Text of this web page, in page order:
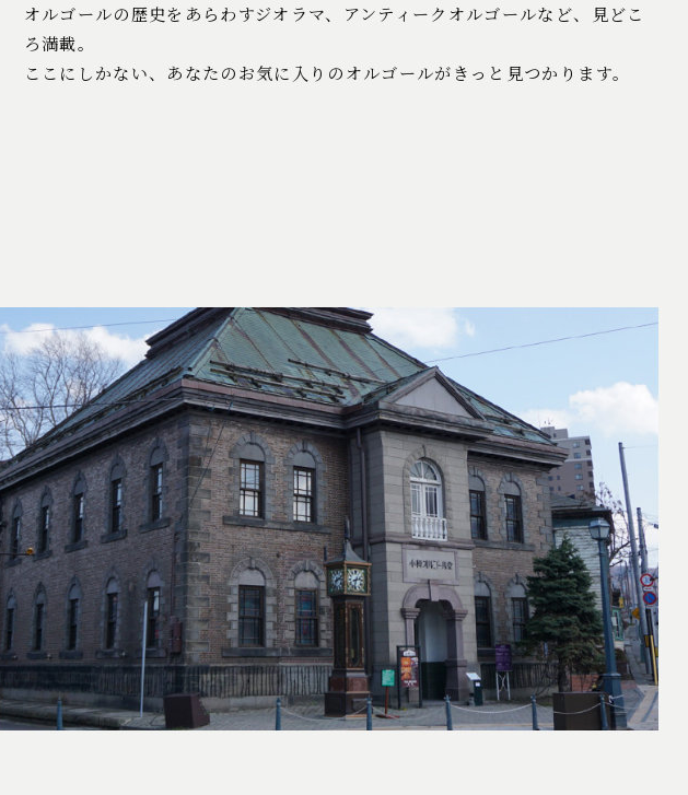
オルゴールの歴史をあらわすジオラマ、アンティークオルゴールなど、見どこ
ろ満載。
ここにしかない、あなたのお気に入りのオルゴールがきっと見つかります。